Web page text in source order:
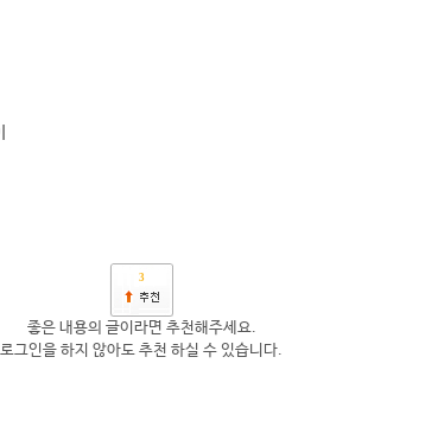
3
좋은 내용의 글이라면 추천해주세요.
로그인을 하지 않아도 추천 하실 수 있습니다.